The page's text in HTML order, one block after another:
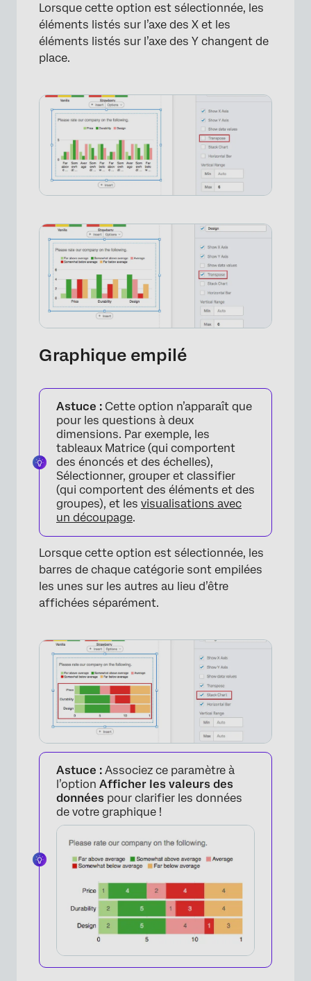
Lorsque cette option est sélectionnée, les
éléments listés sur l’axe des X et les
éléments listés sur l’axe des Y changent de
place.
×
Graphique empilé
Astuce : Cette option n’apparaît que
pour les questions à deux
dimensions. Par exemple, les
tableaux Matrice (qui comportent
des énoncés et des échelles),
Sélectionner, grouper et classifier
(qui comportent des éléments et des
groupes), et les visualisations avec
un découpage.
Lorsque cette option est sélectionnée, les
barres de chaque catégorie sont empilées
les unes sur les autres au lieu d’être
affichées séparément.
Astuce : Associez ce paramètre à
l’option Afficher les valeurs des
données pour clarifier les données
de votre graphique !